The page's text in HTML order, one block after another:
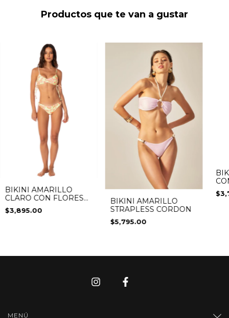
Productos que te van a gustar
BIKINI AMARILLO
CLARO CON FLORES
ROSAS
$3,895.00
BIKINI AMARILLO
STRAPLESS CORDON
$5,795.00
MENÚ